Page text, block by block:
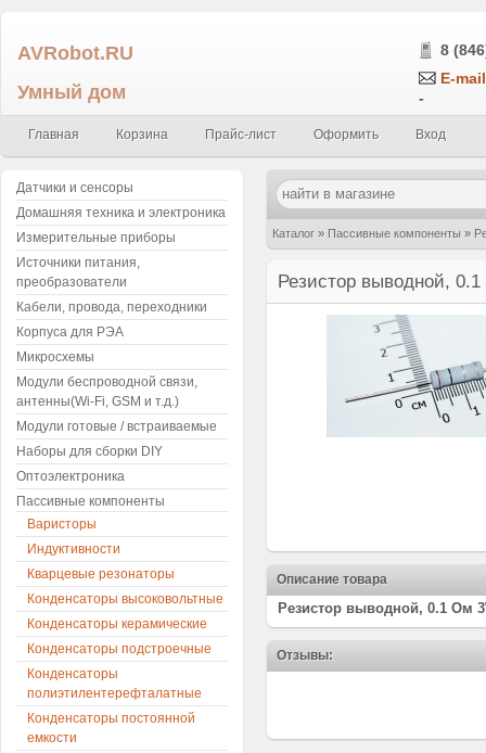
AVRobot.RU
Умный дом
8
E-
-
Главная Корзина Прайс-лист Оформить Вход
Каталог » Пассивные компоненты »
Резистор выводной,
Описание товара
Резистор выводной, 0.1 Ом
Отзывы:
Датчики и сенсоры
Домашняя техника и электроника
Измерительные приборы
Источники питания,
преобразователи
Кабели, провода, переходники
Корпуса для РЭА
Микросхемы
Модули беспроводной связи,
антенны(Wi-Fi, GSM и т.д.)
Модули готовые / встраиваемые
Наборы для сборки DIY
Оптоэлектроника
Пассивные компоненты
Варисторы
Индуктивности
Кварцевые резонаторы
Конденсаторы высоковольтные
Конденсаторы керамические
Конденсаторы подстроечные
Конденсаторы
полиэтилентерефталатные
Конденсаторы постоянной
емкости